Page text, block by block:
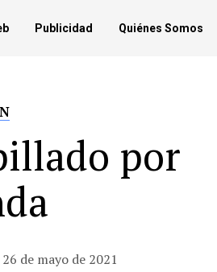
Publicidad Quiénes Somos
por
26 de mayo de 2021